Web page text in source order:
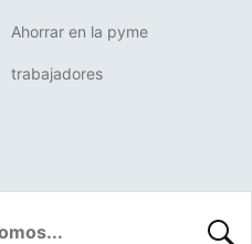
Ahorrar en la pyme
trabajadores